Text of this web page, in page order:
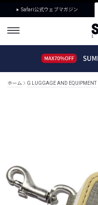
Safari公式ウェブマガジン
ホーム G LUGGAGE AND EQUIPMENT